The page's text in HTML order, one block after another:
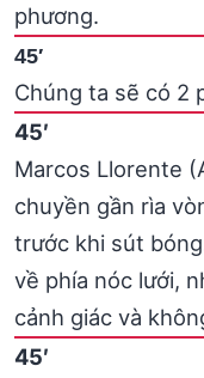
phương.
45′
Chúng ta sẽ có 2
45′
Marcos Llorente
chuyền gần rìa
trước khi sút
về phía nóc lưới,
cảnh giác và
45′